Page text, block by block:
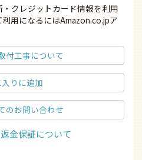
クレジットカード情報を利用
用になるにはAmazon.co.jpア
付工事について
りに追加
のお問い合わせ
金保証について